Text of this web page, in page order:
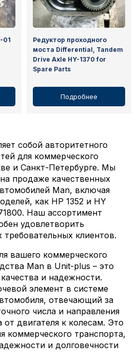
01
Редуктор проходного
моста Differential, Tandem
Drive Axle HY-1370 for
Spare Parts
Подробнее
собой авторитетного
для коммерческого
и Санкт-Петербурге. Мы
продаже качественных
Man, включая
как HP 1352 и HY
Наш ассортимент
удовлетворить
клиентов.
вашего коммерческого
Man в Unit-plus – это
и надежности.
элемент в системе
отвечающий за
числа и направления
двигателя к колесам. Это
коммерческого транспорта,
и долговечности